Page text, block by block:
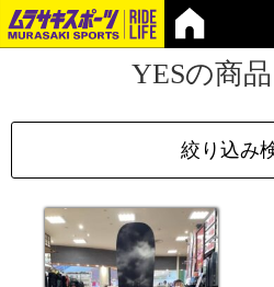
YESの商
絞り込み
ブランド